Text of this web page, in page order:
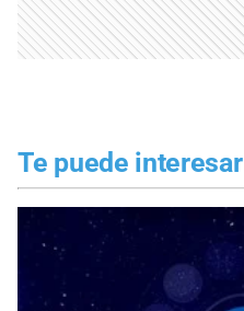
Te puede interesar